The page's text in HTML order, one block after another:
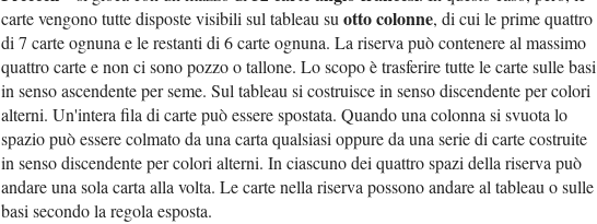
carte vengono tutte disposte visibili sul tableau suotto colonne, di cui le prime quattro
di 7 carte ognuna e le restanti di 6 carte ognuna. La riserva può contenere al massimo
quattro carte e non ci sono pozzo o tallone. Lo scopo è trasferire tutte le carte sulle basi
in senso ascendente per seme. Sul tableau si costruisce in senso discendente per colori
alterni. Un'intera fila di carte può essere spostata. Quando una colonna si svuota lo
spazio può essere colmato da una carta qualsiasi oppure da una serie di carte costruite
in senso discendente per colori alterni. In ciascuno dei quattro spazi della riserva può
andare una sola carta alla volta. Le carte nella riserva possono andare al tableau o sulle
basi secondo la regola esposta.